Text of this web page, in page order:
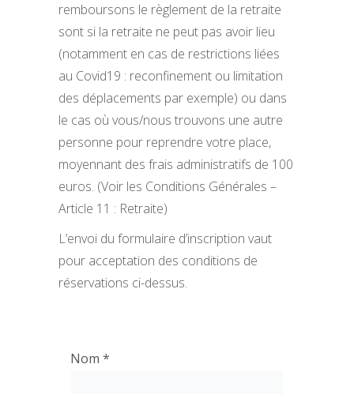
remboursons le règlement de la retraite
sont si la retraite ne peut pas avoir lieu
(notamment en cas de restrictions liées
au Covid19 : reconfinement ou limitation
des déplacements par exemple) ou dans
le cas où vous/nous trouvons une autre
personne pour reprendre votre place,
moyennant des frais administratifs de 100
euros. (Voir les Conditions Générales –
Article 11 : Retraite)
L’envoi du formulaire d’inscription vaut
pour acceptation des conditions de
réservations ci-dessus.
Nom *